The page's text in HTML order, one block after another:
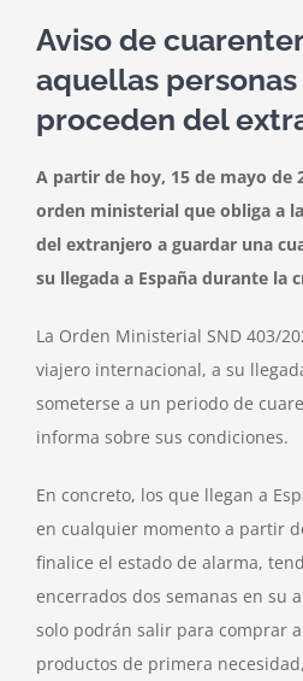
Aviso de
aquellas
proceden del
A partir de hoy, 15 de mayo de
orden ministerial que obliga a
del extranjero a guardar una
su llegada a España durante la
La Orden Ministerial SND 403/
viajero internacional, a su
someterse a un periodo de
informa sobre sus condiciones.
En concreto, los que llegan a
en cualquier momento a partir
finalice el estado de alarma,
encerrados dos semanas en su
solo podrán salir para comprar
productos de primera